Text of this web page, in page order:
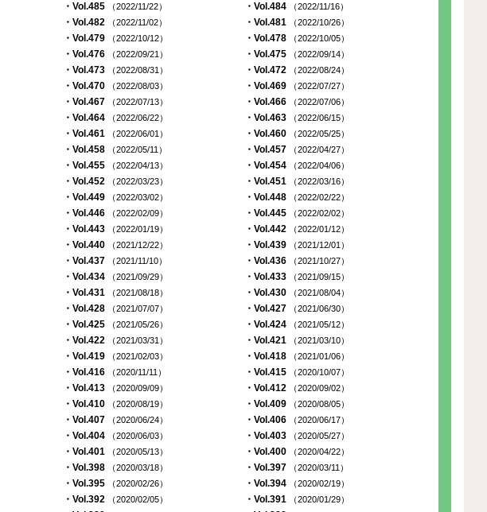
・Vol.485 （2022/11/22） ・Vol.484 （2022/11/16）
・Vol.482 （2022/11/02） ・Vol.481 （2022/10/26）
・Vol.479 （2022/10/12） ・Vol.478 （2022/10/05）
・Vol.476 （2022/09/21） ・Vol.475 （2022/09/14）
・Vol.473 （2022/08/31） ・Vol.472 （2022/08/24）
・Vol.470 （2022/08/03） ・Vol.469 （2022/07/27）
・Vol.467 （2022/07/13） ・Vol.466 （2022/07/06）
・Vol.464 （2022/06/22） ・Vol.463 （2022/06/15）
・Vol.461 （2022/06/01） ・Vol.460 （2022/05/25）
・Vol.458 （2022/05/11） ・Vol.457 （2022/04/27）
・Vol.455 （2022/04/13） ・Vol.454 （2022/04/06）
・Vol.452 （2022/03/23） ・Vol.451 （2022/03/16）
・Vol.449 （2022/03/02） ・Vol.448 （2022/02/22）
・Vol.446 （2022/02/09） ・Vol.445 （2022/02/02）
・Vol.443 （2022/01/19） ・Vol.442 （2022/01/12）
・Vol.440 （2021/12/22） ・Vol.439 （2021/12/01）
・Vol.437 （2021/11/10） ・Vol.436 （2021/10/27）
・Vol.434 （2021/09/29） ・Vol.433 （2021/09/15）
・Vol.431 （2021/08/18） ・Vol.430 （2021/08/04）
・Vol.428 （2021/07/07） ・Vol.427 （2021/06/30）
・Vol.425 （2021/05/26） ・Vol.424 （2021/05/12）
・Vol.422 （2021/03/31） ・Vol.421 （2021/03/10）
・Vol.419 （2021/02/03） ・Vol.418 （2021/01/06）
・Vol.416 （2020/11/11） ・Vol.415 （2020/10/07）
・Vol.413 （2020/09/09） ・Vol.412 （2020/09/02）
・Vol.410 （2020/08/19） ・Vol.409 （2020/08/05）
・Vol.407 （2020/06/24） ・Vol.406 （2020/06/17）
・Vol.404 （2020/06/03） ・Vol.403 （2020/05/27）
・Vol.401 （2020/05/13） ・Vol.400 （2020/04/22）
・Vol.398 （2020/03/18） ・Vol.397 （2020/03/11）
・Vol.395 （2020/02/26） ・Vol.394 （2020/02/19）
・Vol.392 （2020/02/05） ・Vol.391 （2020/01/29）